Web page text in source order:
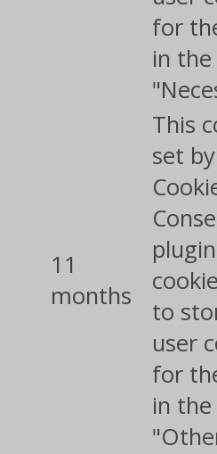
for
in
11
months
This
set
to
user
for
in